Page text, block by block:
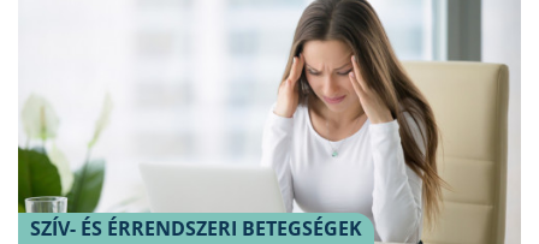
SZÍV- ÉS ÉRRENDSZERI BETEGSÉGEK